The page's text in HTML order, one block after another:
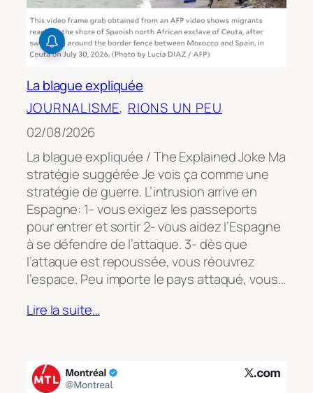
La blague expliquée
JOURNALISME, RIONS UN PEU
02/08/2026
La blague expliquée / The Explained Joke Ma
stratégie suggérée Je vois ça comme une
stratégie de guerre. L’intrusion arrive en
Espagne: 1- vous exigez les passeports
pour entrer et sortir 2- vous aidez l’Espagne
à se défendre de l’attaque. 3- dès que
l’attaque est repoussée, vous réouvrez
l’espace. Peu importe le pays attaqué, vous…
Lire la suite…